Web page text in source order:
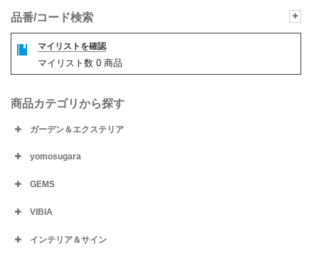
品番/コード検索
マイリストを確認
マイリスト数 0 商品
商品カテゴリから探す
ガーデン＆エクステリア
yomosugara
GEMS
VIBIA
インテリア＆サイン